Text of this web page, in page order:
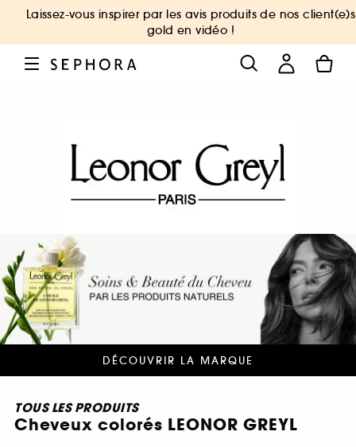
Laissez-vous inspirer par les avis produits de nos client(e)s
gold en vidéo !
DÉCOUVRIR LA MARQUE
TOUS LES PRODUITS
Cheveux colorés LEONOR GREYL